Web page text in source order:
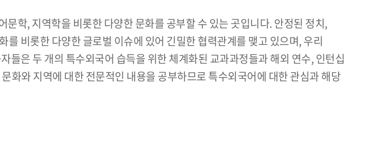
학, 지역학을 비롯한 다양한 문화를 공부할 수 있는 곳입니다. 안정된 정치,
비롯한 다양한 글로벌 이슈에 있어 긴밀한 협력관계를 맺고 있으며, 우리
은 두 개의 특수외국어 습득을 위한 체계화된 교과과정들과 해외 연수, 인턴십
화와 지역에 대한 전문적인 내용을 공부하므로 특수외국어에 대한 관심과 해당